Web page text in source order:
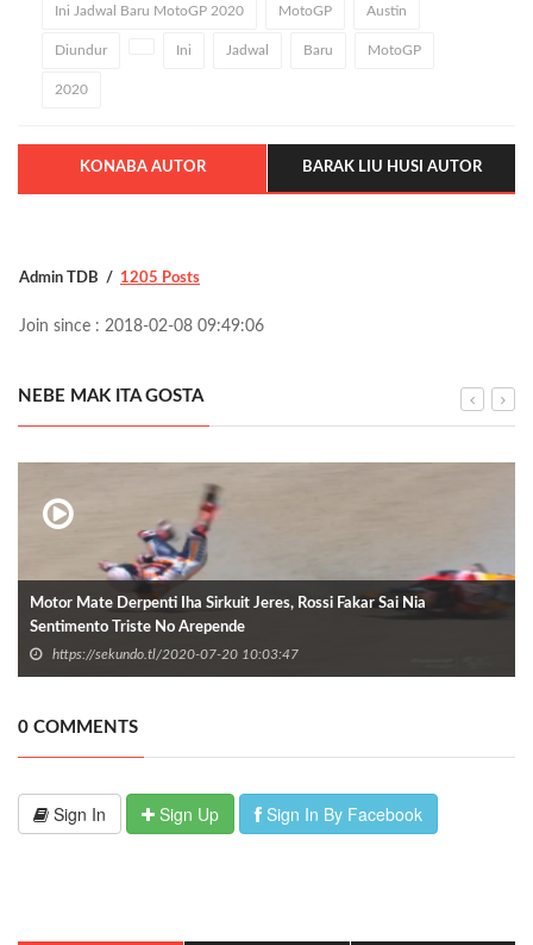
Ini Jadwal Baru MotoGP 2020 MotoGP Austin
Diundur Ini Jadwal Baru MotoGP
2020
KONABA AUTOR BARAK LIU HUSI AUTOR
Admin TDB 1205 Posts
Join since : 2018-02-08 09:49:06
NEBE MAK ITA GOSTA
Motor Mate Derpenti Iha Sirkuit Jeres, Rossi Fakar Sai Nia
Sentimento Triste No Arepende
https://sekundo.tl/2020-07-20 10:03:47
0 COMMENTS
Sign In Sign Up Sign In By Facebook